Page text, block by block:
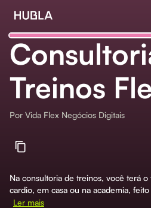
Treinos
Por Vida Flex Negócios Digitais
Na consultoria de treinos, você terá
cardio, em casa ou na academia,
Ler mais